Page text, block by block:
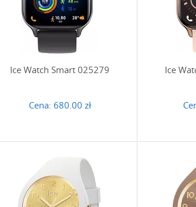
Ice Watch Smart 025279
Cena: 680.00 zł
Ice